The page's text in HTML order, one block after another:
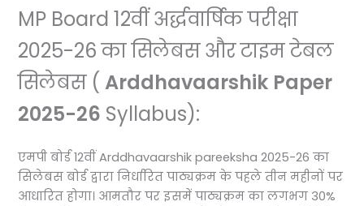
MP Board 12वीं अर्द्धवार्षिक परीक्षा
2025-26 का सिलेबस और टाइम टेबल
सिलेबस (Arddhavaarshik Paper
2025-26 Syllabus):
एमपी बोर्ड 12वीं Arddhavaarshik pareeksha 2025-26 का
सिलेबस बोर्ड द्वारा निर्धारित पाठ्यक्रम के पहले तीन महीनों पर
आधारित होगा। आमतौर पर इसमें पाठ्यक्रम का लगभग 30%